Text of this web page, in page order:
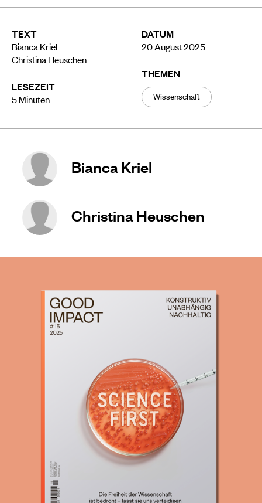
TEXT
Bianca Kriel
Christina Heuschen
LESEZEIT
5Minuten
DATUM
20 August 2025
THEMEN
Wissenschaft
Bianca Kriel
Christina Heuschen